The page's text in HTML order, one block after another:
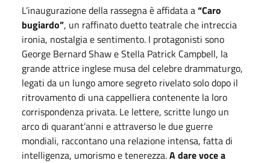
L’inaugurazione della rassegna è affidata a“Caro
bugiardo”, un raffinato duetto teatrale che intreccia
ironia, nostalgia e sentimento. I protagonisti sono
George Bernard Shaw e Stella Patrick Campbell, la
grande attrice inglese musa del celebre drammaturgo,
legati da un lungo amore segreto rivelato solo dopo il
ritrovamento di una cappelliera contenente la loro
corrispondenza privata. Le lettere, scritte lungo un
arco di quarant’anni e attraverso le due guerre
mondiali, raccontano una relazione intensa, fatta di
intelligenza, umorismo e tenerezza.A dare voce a